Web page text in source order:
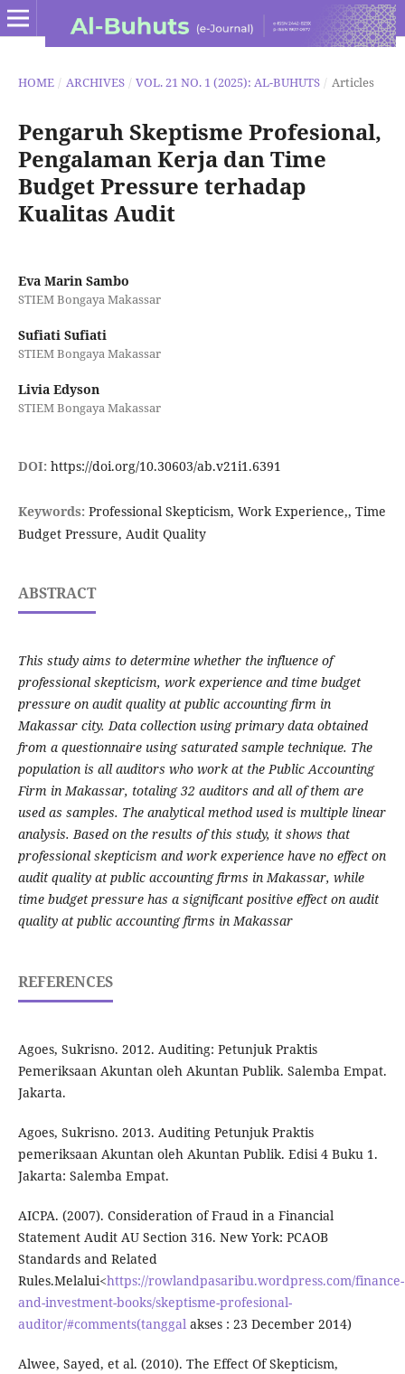
HOME / ARCHIVES / VOL. 21 NO. 1 (2025): AL-BUHUTS / Articles
Pengaruh Skeptisme Profesional,
Pengalaman Kerja dan Time
Budget Pressure terhadap
Kualitas Audit
Eva Marin Sambo
STIEM Bongaya Makassar
Sufiati Sufiati
STIEM Bongaya Makassar
Livia Edyson
STIEM Bongaya Makassar
DOI: https://doi.org/10.30603/ab.v21i1.6391
Keywords: Professional Skepticism, Work Experience,, Time
Budget Pressure, Audit Quality
ABSTRACT
This study aims to determine whether the influence of
professional skepticism, work experience and time budget
pressure on audit quality at public accounting firm in
Makassar city. Data collection using primary data obtained
from a questionnaire using saturated sample technique. The
population is all auditors who work at the Public Accounting
Firm in Makassar, totaling 32 auditors and all of them are
used as samples. The analytical method used is multiple linear
analysis. Based on the results of this study, it shows that
professional skepticism and work experience have no effect on
audit quality at public accounting firms in Makassar, while
time budget pressure has a significant positive effect on audit
quality at public accounting firms in Makassar
REFERENCES
Agoes, Sukrisno. 2012. Auditing: Petunjuk Praktis
Pemeriksaan Akuntan oleh Akuntan Publik. Salemba Empat.
Jakarta.
Agoes, Sukrisno. 2013. Auditing Petunjuk Praktis
pemeriksaan Akuntan oleh Akuntan Publik. Edisi 4 Buku 1.
Jakarta: Salemba Empat.
AICPA. (2007). Consideration of Fraud in a Financial
Statement Audit AU Section 316. New York: PCAOB
Standards and Related
Rules.Melalui<https://rowlandpasaribu.wordpress.com/finance-
and-investment-books/skeptisme-profesional-
auditor/#comments(tanggalakses : 23 December 2014)
Alwee, Sayed, et al. (2010). The Effect Of Skepticism,